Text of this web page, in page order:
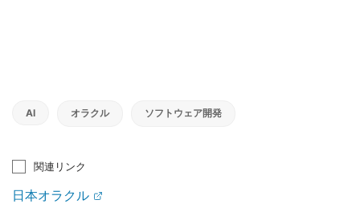
AI オラクル ソフトウェア開発
関連リンク
日本オラクル